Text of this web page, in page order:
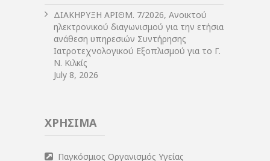
ΔIΑΚΗΡΥΞΗ ΑΡIΘΜ. 7/2026, Ανοικτού
ηλεκτρονικού διαγωνισμού για την ετήσια
ανάθεση υπηρεσιών Συντήρησης
Ιατροτεχνολογικού Εξοπλισμού για το Γ.
Ν. Κιλκίς
July 8, 2026
ΧΡΗΣΙΜΑ
Παγκόσμιος Οργανισμός Υγείας